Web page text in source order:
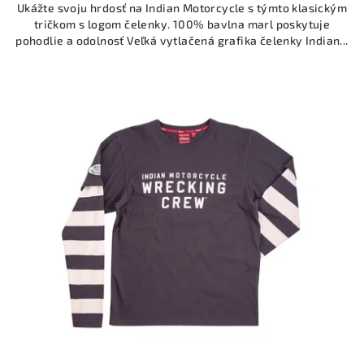
Ukážte svoju hrdosť na Indian Motorcycle s týmto klasickým
tričkom s logom čelenky. 100% bavlna marl poskytuje
pohodlie a odolnosť Veľká vytlačená grafika čelenky Indian...